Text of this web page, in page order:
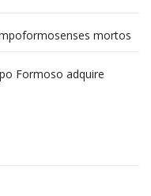
mortos
desabamentos são
Formoso adquire